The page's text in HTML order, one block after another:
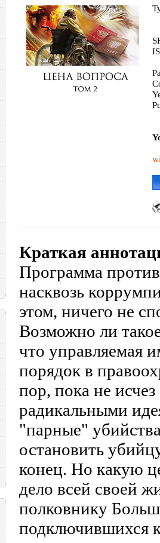
Краткая
Программа
насквозь
этом, ничего не
Возможно ли
что управляемая
порядок в
пор, пока не
радикальными
"парные"
остановить
конец. Но какую
дело всей своей
полковнику
подключившихся